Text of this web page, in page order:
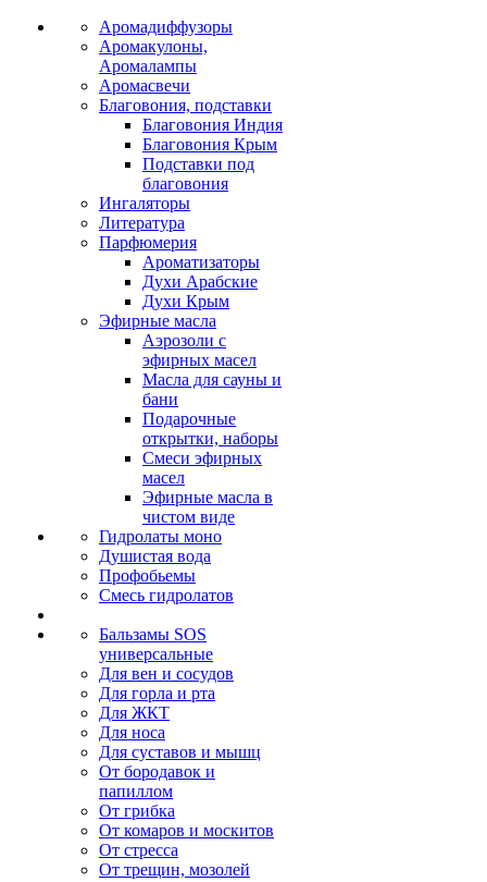
Аромадиффузоры
Аромакулоны,
Аромалампы
Аромасвечи
Благовония, подставки
Благовония Индия
Благовония Крым
Подставки под
благовония
Ингаляторы
Литература
Парфюмерия
Ароматизаторы
Духи Арабские
Духи Крым
Эфирные масла
Аэрозоли с
эфирных масел
Масла для сауны и
бани
Подарочные
открытки, наборы
Смеси эфирных
масел
Эфирные масла в
чистом виде
Гидролаты моно
Душистая вода
Профобьемы
Смесь гидролатов
Бальзамы SOS
универсальные
Для вен и сосудов
Для горла и рта
Для ЖКТ
Для носа
Для суставов и мышц
От бородавок и
папиллом
От грибка
От комаров и москитов
От стресса
От трещин, мозолей